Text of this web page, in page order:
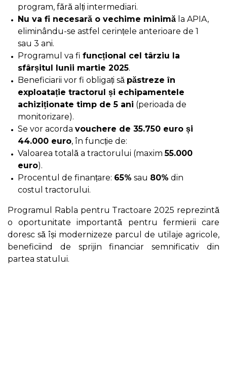
program, fără alți intermediari.
Nu va fi necesară o vechime minimă la APIA,
eliminându-se astfel cerințele anterioare de 1
sau 3 ani.
Programul va fi funcțional cel târziu la
sfârșitul lunii martie 2025.
Beneficiarii vor fi obligați să păstreze în
exploatație tractorul și echipamentele
achiziționate timp de 5 ani (perioada de
monitorizare).
Se vor acorda vouchere de 35.750 euro și
44.000 euro, în funcție de:
Valoarea totală a tractorului (maxim55.000
euro).
Procentul de finanțare: 65% sau 80% din
costul tractorului.
Programul Rabla pentru Tractoare 2025 reprezintă
o oportunitate importantă pentru fermierii care
doresc să își modernizeze parcul de utilaje agricole,
beneficiind de sprijin financiar semnificativ din
partea statului.